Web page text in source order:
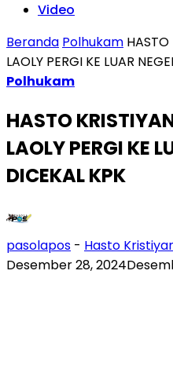
Video
Beranda Polhukam HASTO
LAOLY PERGI KE LUAR
Polhukam
HASTO
LAOLY PERGI KE
DICEKAL KPK
pasolapos - Hasto
Desember 28, 2024